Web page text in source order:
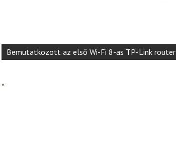
Bemutatkozott az első Wi-Fi 8-as TP-Link router
*